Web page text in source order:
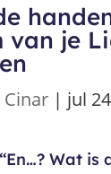
van je
| jul
Wat is